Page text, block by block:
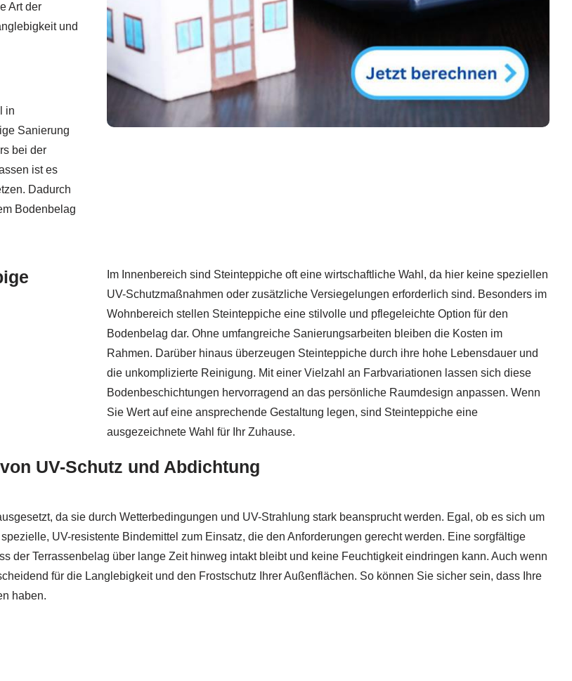
Art der
und
in
Sanierung
bei der
ist es
Dadurch
Bodenbelag
Im Innenbereich sind Steinteppiche oft eine wirtschaftliche Wahl, da hier keine speziellen
UV-Schutzmaßnahmen oder zusätzliche Versiegelungen erforderlich sind. Besonders im
Wohnbereich stellen Steinteppiche eine stilvolle und pflegeleichte Option für den
Bodenbelag dar. Ohne umfangreiche Sanierungsarbeiten bleiben die Kosten im
Rahmen. Darüber hinaus überzeugen Steinteppiche durch ihre hohe Lebensdauer und
die unkomplizierte Reinigung. Mit einer Vielzahl an Farbvariationen lassen sich diese
Bodenbeschichtungen hervorragend an das persönliche Raumdesign anpassen. Wenn
Sie Wert auf eine ansprechende Gestaltung legen, sind Steinteppiche eine
ausgezeichnete Wahl für Ihr Zuhause.
UV-Schutz und Abdichtung
da sie durch Wetterbedingungen und UV-Strahlung stark beansprucht werden. Egal, ob es sich um
UV-resistente Bindemittel zum Einsatz, die den Anforderungen gerecht werden. Eine sorgfältige
der Terrassenbelag über lange Zeit hinweg intakt bleibt und keine Feuchtigkeit eindringen kann. Auch wenn
für die Langlebigkeit und den Frostschutz Ihrer Außenflächen. So können Sie sicher sein, dass Ihre
haben.